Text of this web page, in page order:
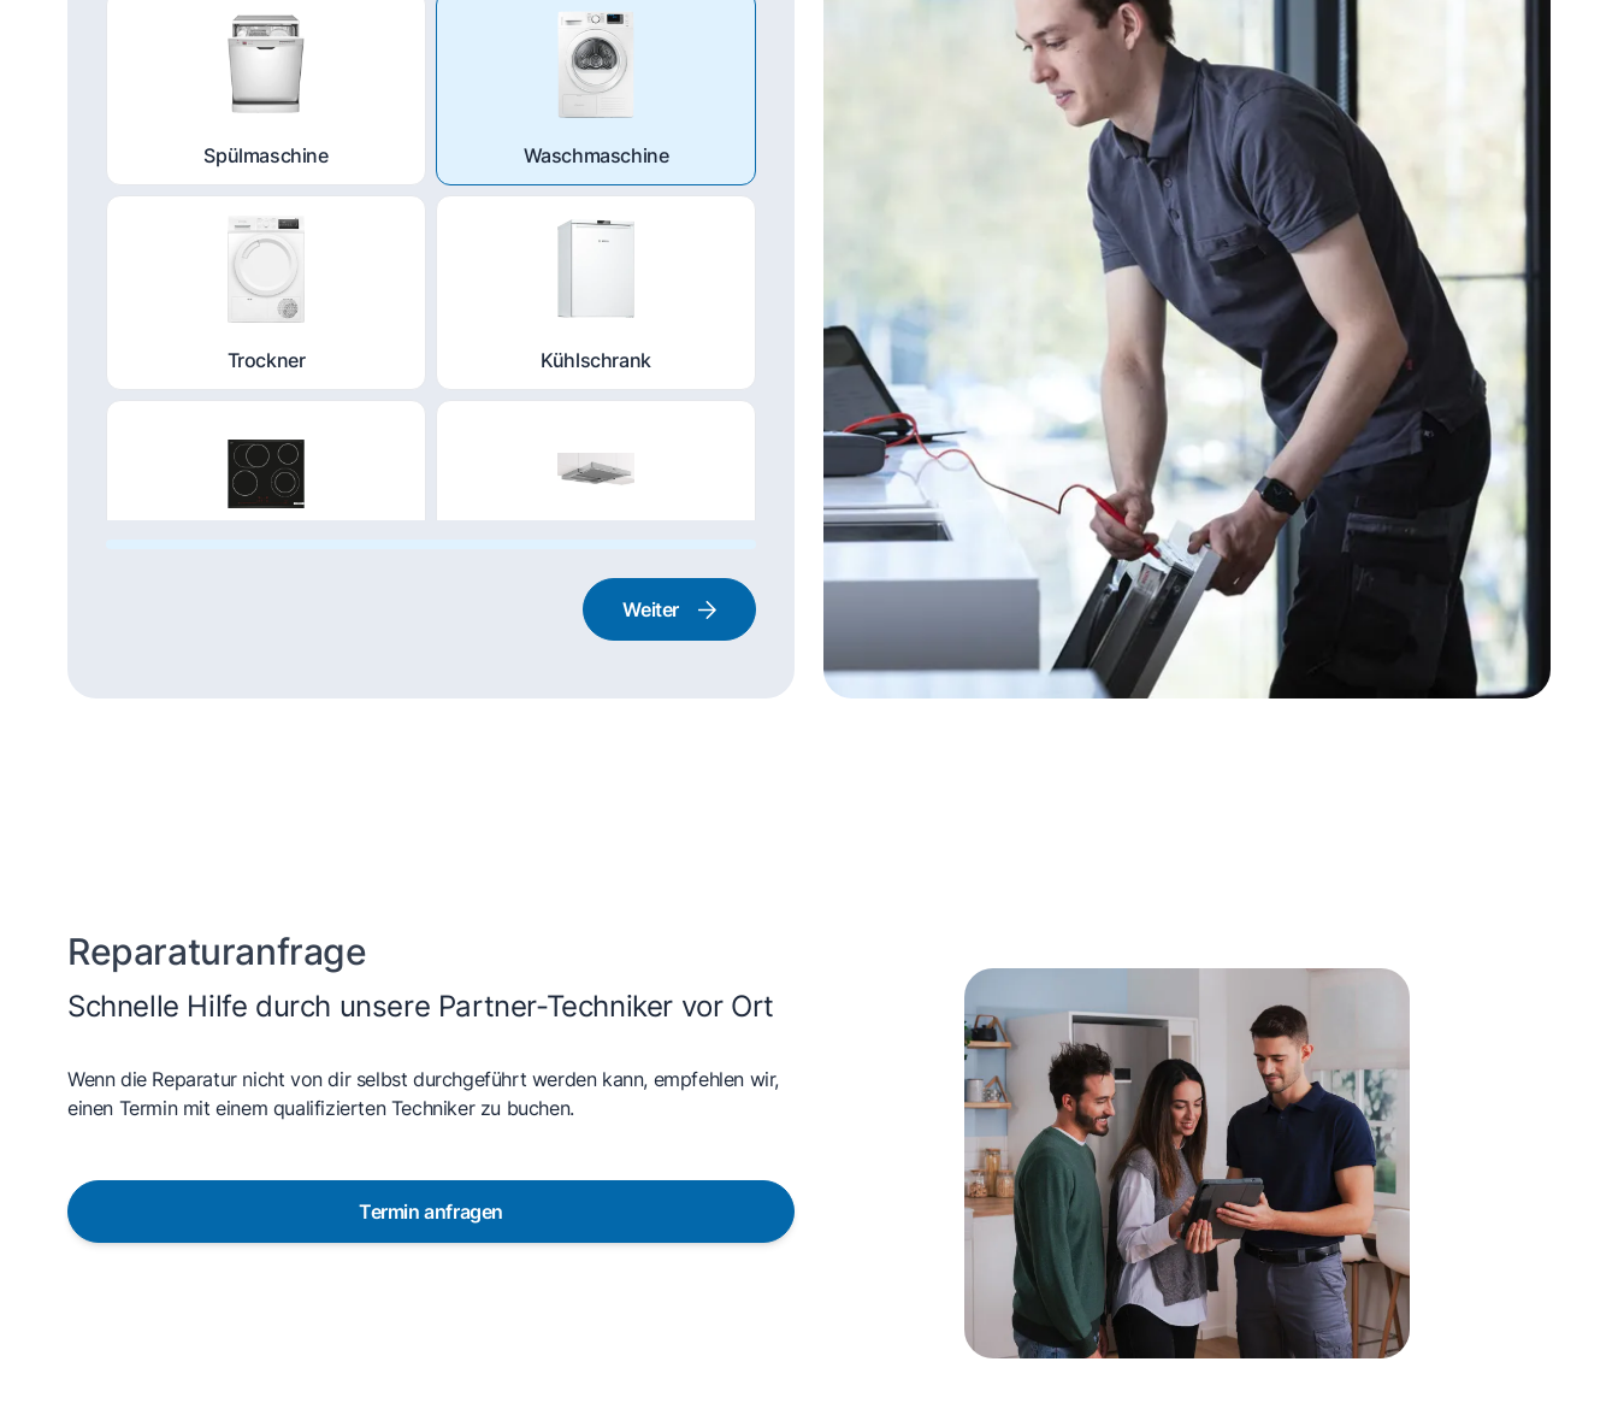
Spülmaschine Waschmaschine
Trockner Kühlschrank
Weiter
Reparaturanfrage
Schnelle Hilfe durch unsere Partner-Techniker vor Ort
Wenn die Reparatur nicht von dir selbst durchgeführt werden kann, empfehlen wir,
einen Termin mit einem qualifizierten Techniker zu buchen.
Termin anfragen